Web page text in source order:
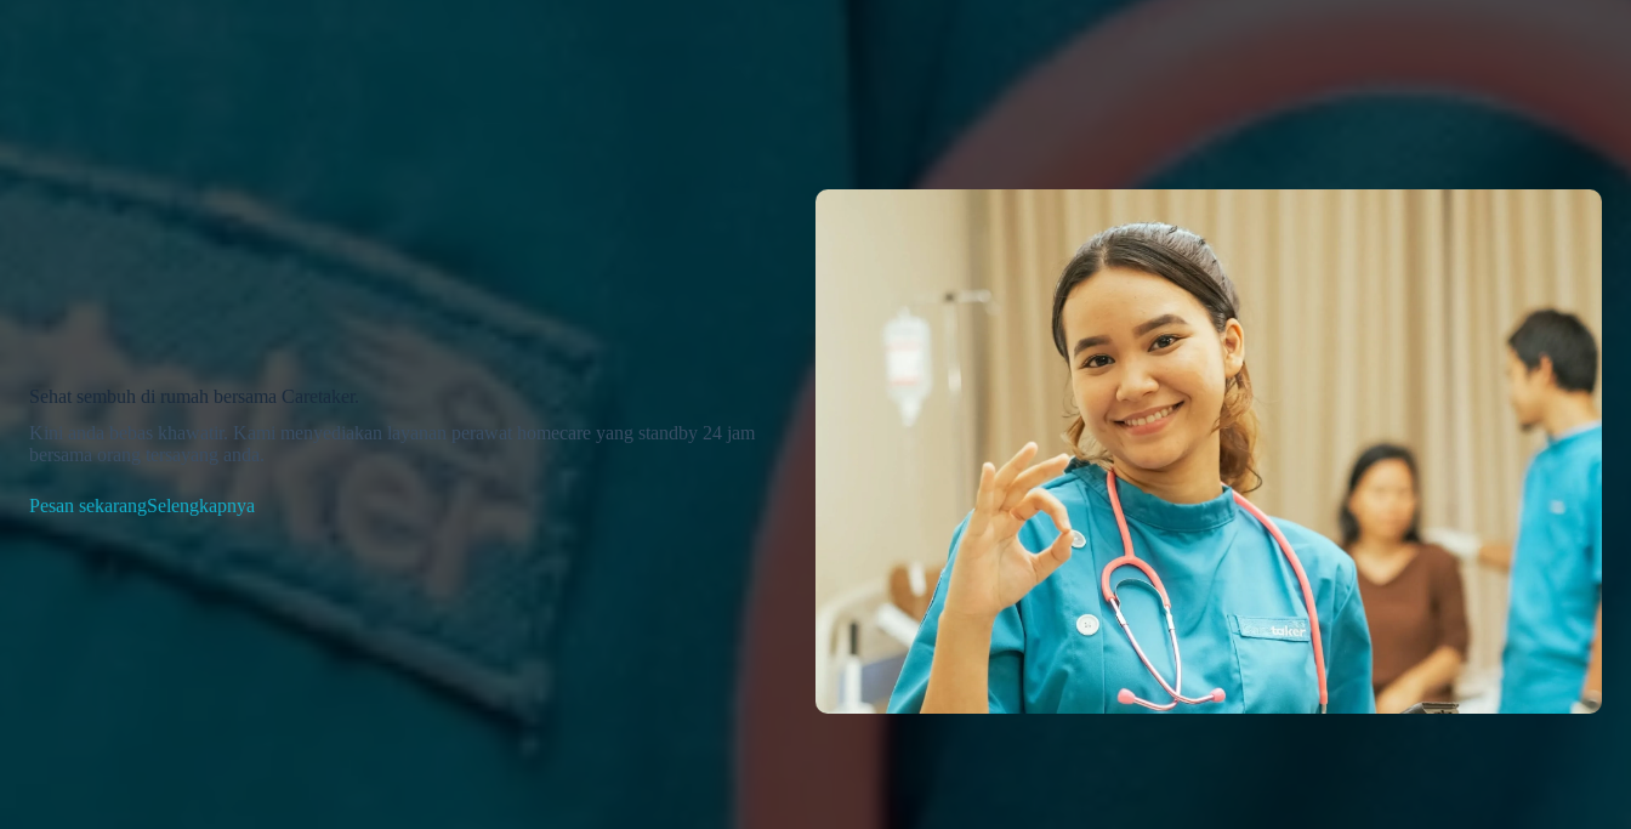
Sehat sembuh di rumah bersama Caretaker.
Kini anda bebas khawatir. Kami menyediakan layanan perawat homecare yang standby 24 jam
bersama orang tersayang anda.
Pesan sekarangSelengkapnya